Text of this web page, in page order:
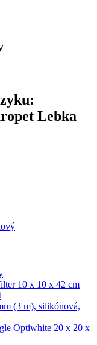
Lebka
10 x 10 x 42 cm
(3 m), silikónová,
Optiwhite 20 x 20 x